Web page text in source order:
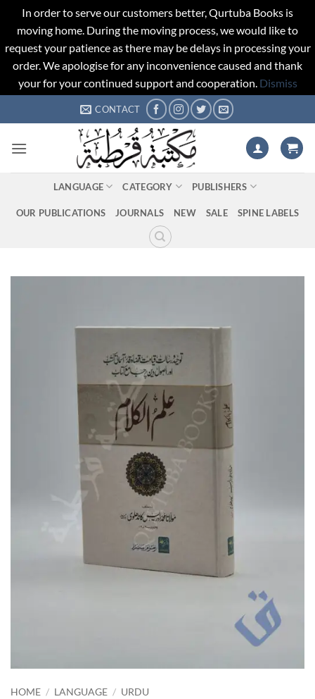
In order to serve our customers better, Qurtuba Books is
moving home. During the moving process, we would like to
request your patience as there may be delays in processing your
order. We apologise for any inconvenience caused and thank
your for your continued support and cooperation. Dismiss
to
CONTACT
LANGUAGE CATEGORY PUBLISHERS
OUR PUBLICATIONS JOURNALS NEW SALE SPINE LABELS
HOME / LANGUAGE / URDU